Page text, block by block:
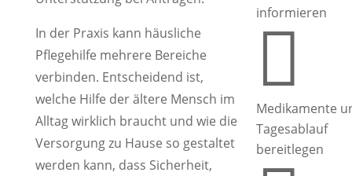
In der Praxis kann häusliche
Pflegehilfe mehrere Bereiche
verbinden. Entscheidend ist,
welche Hilfe der ältere Mensch im
Alltag wirklich braucht und wie die
Versorgung zu Hause so gestaltet
werden kann, dass Sicherheit,
informieren

Medikamente
Tagesablauf
bereitlegen